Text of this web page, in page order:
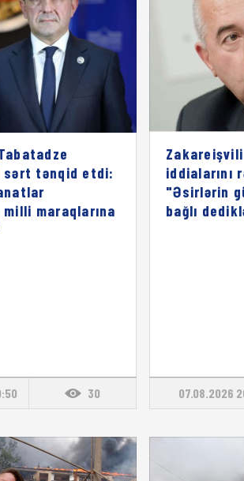
sərt tənqid etdi:
milli maraqlarına
30
iddialarını
"Əsirlərin
bağlı
07.08.2026